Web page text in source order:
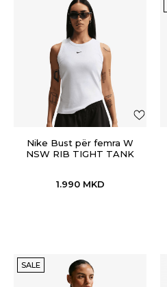
Nike Bust për femra W
NSW RIB TIGHT TANK
1.990 MKD
SALE